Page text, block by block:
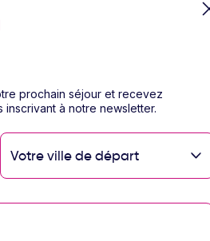
Dès
4
Durée(s)
Inclus : Vols +
prochain séjour et recevez
inscrivant à notre newsletter.
Votre ville de départ